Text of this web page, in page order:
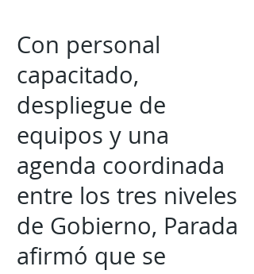
Con personal
capacitado,
despliegue de
equipos y una
agenda coordinada
entre los tres niveles
de Gobierno, Parada
afirmó que se